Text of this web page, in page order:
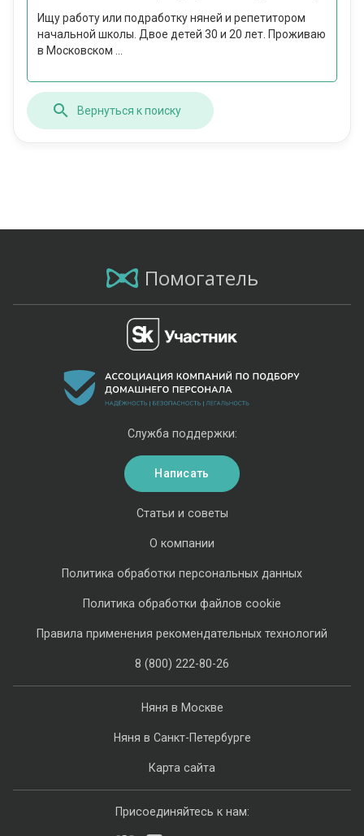
Ищу работу или подработку няней и репетитором
начальной школы. Двое детей 30 и 20 лет. Проживаю
в Московском ...
Вернуться к поиску
Помогатель
Няня в Москве
Няня в Санкт-Петербурге
Карта сайта
Статьи и советы
О компании
Политика обработки персональных данных
Политика обработки файлов cookie
Правила применения рекомендательных технологий
8 (800) 222-80-26
Служба поддержки:
Написать
Присоединяйтесь к нам: